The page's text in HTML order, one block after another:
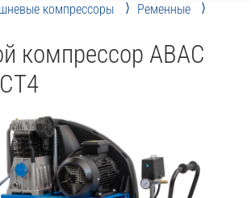
компрессоры
Ременные
компрессор ABAC